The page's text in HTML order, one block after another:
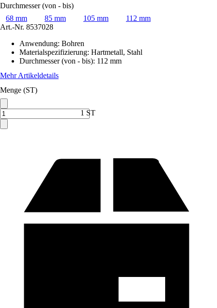
Durchmesser (von - bis)
68 mm
85 mm 105 mm
112 mm
Art.-Nr. 8537028
Anwendung: Bohren
Materialspezifizierung: Hartmetall, Stahl
Durchmesser (von - bis): 112 mm
Mehr Artikeldetails
Menge (ST)
1 ST